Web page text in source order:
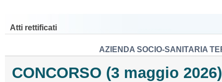
Atti rettificati
AZIENDA SOCIO-SANITARIA
CONCORSO (3 maggio 2026)